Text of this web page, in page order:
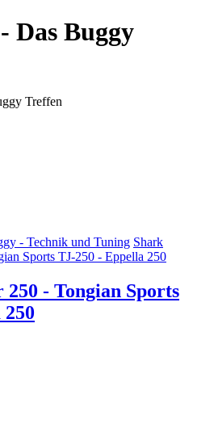
Das Buggy
Treffen
- Technik und Tuning Shark
Sports TJ-250 - Eppella 250
- Tongian Sports